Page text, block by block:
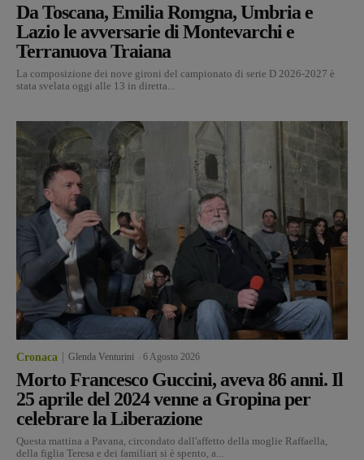
Da Toscana, Emilia Romgna, Umbria e
Lazio le avversarie di Montevarchi e
Terranuova Traiana
La composizione dei nove gironi del campionato di serie D 2026-2027 è
stata svelata oggi alle 13 in diretta...
Cronaca Glenda Venturini 6 Agosto 2026
Morto Francesco Guccini, aveva 86 anni. Il
25 aprile del 2024 venne a Gropina per
celebrare la Liberazione
Questa mattina a Pavana, circondato dall'affetto della moglie Raffaella,
della figlia Teresa e dei familiari si è spento, a...